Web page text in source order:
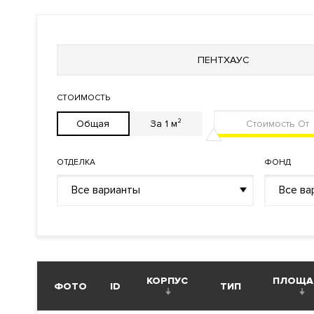
ЖК "Шаболовский Residence Hall"
панорамными видами. Большой выбор
ПЕНТХАУС
СТОИМОСТЬ
Общая За 1 м²
ОТДЕЛКА
Все варианты
ФОНД
Все
ФОТО ID КОРПУС ТИП